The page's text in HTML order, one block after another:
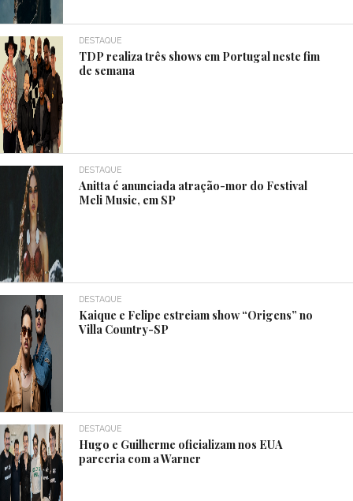
DESTAQUE
TDP realiza três shows em Portugal neste fim
de semana
DESTAQUE
Anitta é anunciada atração-mor do Festival
Meli Music, em SP
DESTAQUE
Kaique e Felipe estreiam show “Origens” no
Villa Country-SP
DESTAQUE
Hugo e Guilherme oficializam nos EUA
parceria com a Warner